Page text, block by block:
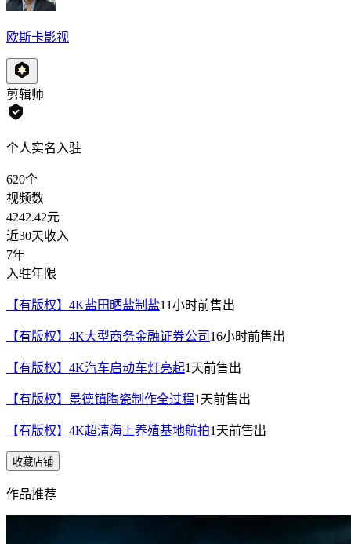
欧斯卡影视
剪辑师
个人实名入驻
620个
视频数
4242.42元
近30天收入
7年
入驻年限
【有版权】4K盐田晒盐制盐11小时前售出
【有版权】4K大型商务金融证券公司 16小时前售出
【有版权】4K汽车启动车灯亮起1天前售出
【有版权】景德镇陶瓷制作全过程1天前售出
【有版权】4K超清海上养殖基地航拍1天前售出
收藏店铺
作品推荐